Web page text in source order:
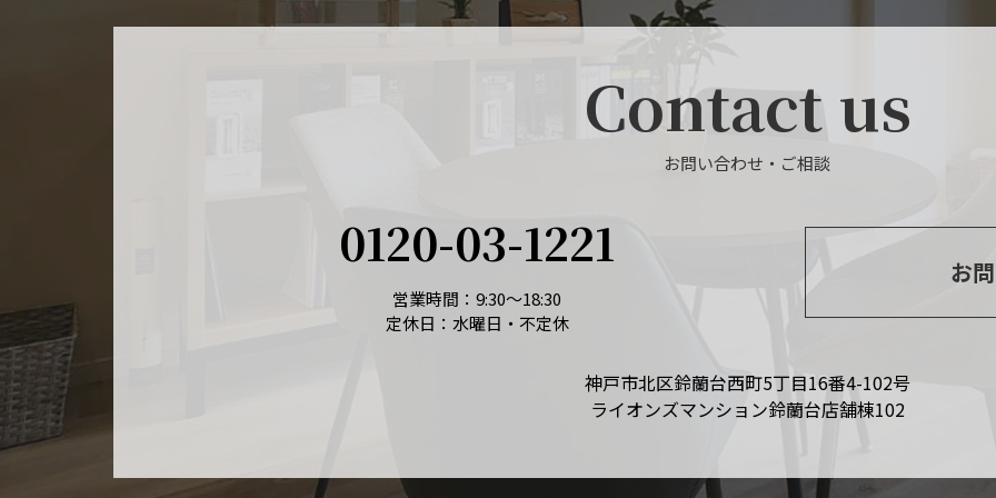
Contact us
お問い合わせ・ご相談
0120-03-1221
営業時間：9:30～18:30
定休日：水曜日・不定休
お
神戸市北区鈴蘭台西町5丁目16番4-102号
ライオンズマンション鈴蘭台店舗棟102